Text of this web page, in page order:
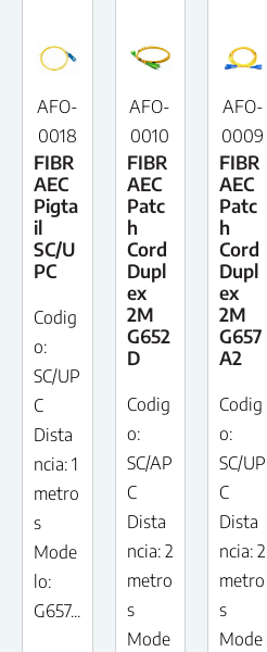
AFO-
0018
FIBR
AEC
Pigta
il
SC/U
PC
Codig
o:
SC/UP
C
Dista
ncia: 1
metro
s
Mode
lo:
G657...
AFO-
0010
FIBR
AEC
Patc
h
Cord
Dupl
ex
2M
G652
D
Codig
o:
SC/AP
C
Dista
ncia: 2
metro
s
Mode
AFO-
0009
FIBR
AEC
Patc
h
Cord
Dupl
ex
2M
G657
A2
Codig
o:
SC/UP
C
Dista
ncia: 2
metro
s
Mode